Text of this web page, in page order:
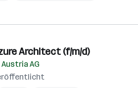
Architect (f/m/d)
Austria AG